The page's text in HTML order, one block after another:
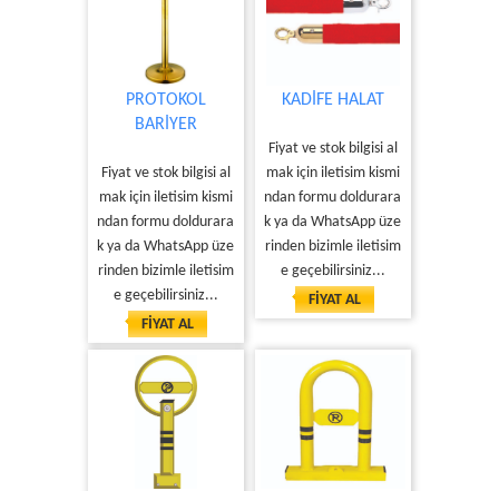
PROTOKOL
BARİYER
Fiyat ve stok bilgisi al
mak için iletisim kismi
ndan formu doldurara
k ya da WhatsApp üze
rinden bizimle iletisim
e geçebilirsiniz...
FİYAT AL
KADİFE HALAT
Fiyat ve stok bilgisi al
mak için iletisim kismi
ndan formu doldurara
k ya da WhatsApp üze
rinden bizimle iletisim
e geçebilirsiniz...
FİYAT AL